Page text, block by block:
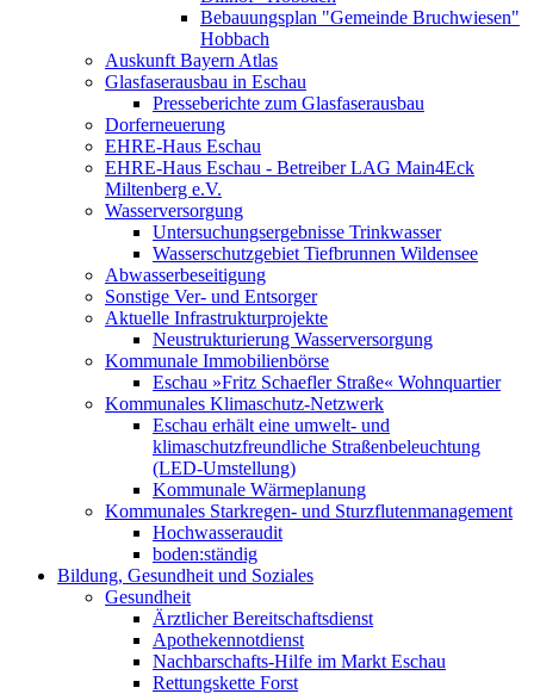
Bebauungsplan "Gemeinde Bruchwiesen"
Hobbach
Auskunft Bayern Atlas
Glasfaserausbau in Eschau
Presseberichte zum Glasfaserausbau
Dorferneuerung
EHRE-Haus Eschau
EHRE-Haus Eschau - Betreiber LAG Main4Eck
Miltenberg e.V.
Wasserversorgung
Untersuchungsergebnisse Trinkwasser
Wasserschutzgebiet Tiefbrunnen Wildensee
Abwasserbeseitigung
Sonstige Ver- und Entsorger
Aktuelle Infrastrukturprojekte
Neustrukturierung Wasserversorgung
Kommunale Immobilienbörse
Eschau »Fritz Schaefler Straße« Wohnquartier
Kommunales Klimaschutz-Netzwerk
Eschau erhält eine umwelt- und
klimaschutzfreundliche Straßenbeleuchtung
(LED-Umstellung)
Kommunale Wärmeplanung
Kommunales Starkregen- und Sturzflutenmanagement
Hochwasseraudit
boden:ständig
Bildung, Gesundheit und Soziales
Gesundheit
Ärztlicher Bereitschaftsdienst
Apothekennotdienst
Nachbarschafts-Hilfe im Markt Eschau
Rettungskette Forst